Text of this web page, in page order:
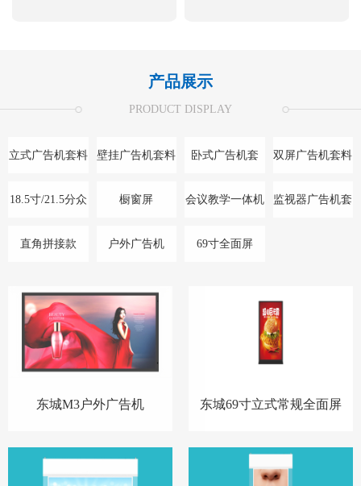
产品展示
PRODUCT DISPLAY
立式广告机套料 壁挂广告机套料 卧式广告机套
料/底座
双屏广告机套料
18.5寸/21.5分众
款
橱窗屏 会议教学一体机 监视器广告机套
直角拼接款 户外广告机 69寸全面屏
东城M3户外广告机 东城69寸立式常规全面屏